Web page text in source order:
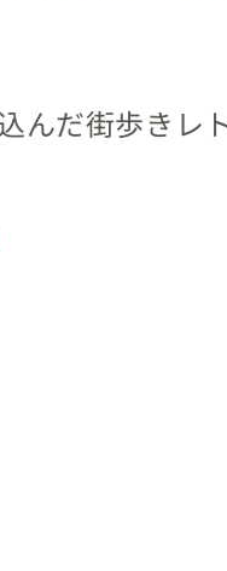
んだ街歩きレ